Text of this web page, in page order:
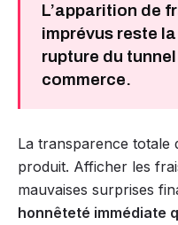
L’apparition de
imprévus reste
rupture du
commerce.
La transparence totale
produit. Afficher les
mauvaises surprises
honnêteté immédiate